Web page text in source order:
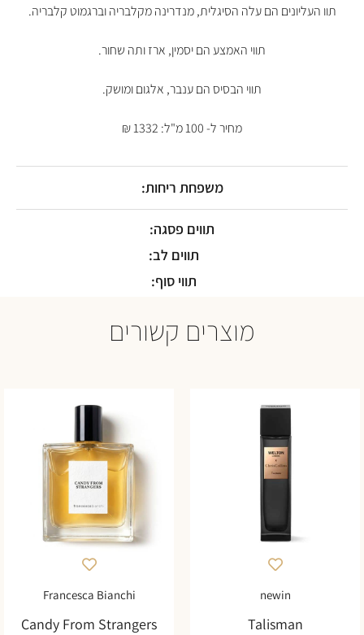
תוו העליונים הם עלה הסיגלית, מנדרינה מקלבריה וברגמוט קלבריה.
תווי האמצע הם יסמין, ארז ותה שחור.
תווי הבסיס הם ענבר, אלגום ומושק.
מחיר ל- 100 מ"ל: 1332 ₪
משפחת ריחות:
תווים פסגה:
תווים לב:
תווי סוף:
מוצרים קשורים
newin
Talisman
Francesca Bianchi
Candy From Strangers